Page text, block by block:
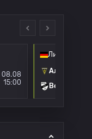
08.08
15:00
Лига 3
Алемания
Верль